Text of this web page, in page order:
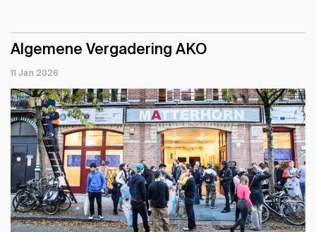
Algemene Vergadering AKO
11 Jan 2026